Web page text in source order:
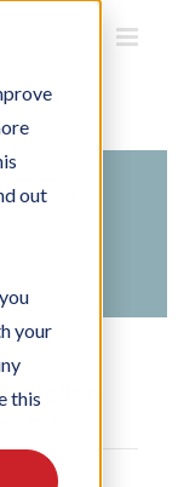
out
your
this